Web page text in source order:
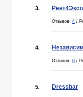
3.
Отзывов: 4 /
4.
Отзывов: 0 /
5. Dressbar